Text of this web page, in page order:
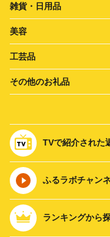
雑貨・日用品
美容
工芸品
その他のお礼品
TVで紹介された
ふるラボチャン
ランキングから